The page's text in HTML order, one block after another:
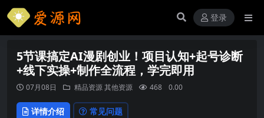
登录
5节课搞定AI漫剧创业！项目认知+起号诊断
+线下实操+制作全流程，学完即用
07月08日 精品资源其他资源 468 0.00
详情介绍 常见问题